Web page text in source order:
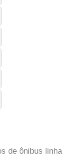
de ônibus linha